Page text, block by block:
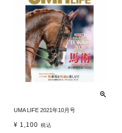
UMA LIFE 2021年10月号
¥ 1,100 税込